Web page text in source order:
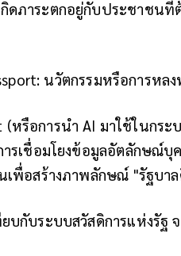
ภาระตกอยู่กับประชาชนที่
นวัตกรรมหรือการหลง
(หรือการนำ AI มาใช้ในกระ
รเชื่อมโยงข้อมูลอัตลักษณ์บุ
เพื่อสร้างภาพลักษณ์ "รัฐบา
บกับระบบสวัสดิการแห่งรัฐ